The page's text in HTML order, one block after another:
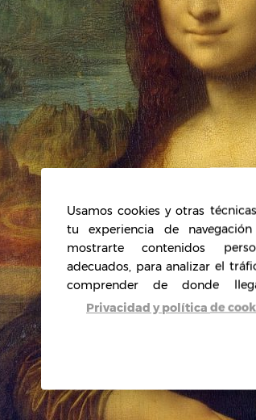
Usamos cookies y otras
tu experiencia de
mostrarte contenidos
adecuados, para analizar el
comprender de donde
Privacidad y política de